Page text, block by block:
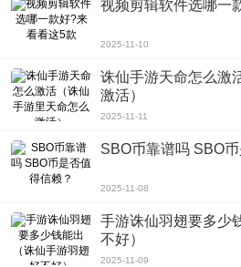
视频剪辑软件选哪一
2025-11-10
诛仙手游天命怎么激
激活）
2025-11-11
SBO币靠谱吗 SBO
2025-11-08
手游诛仙羽翅要多少
不好）
2025-11-09